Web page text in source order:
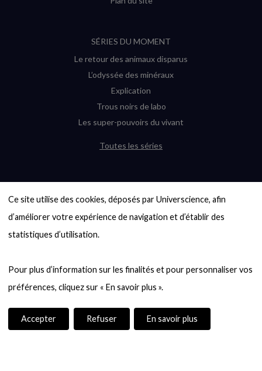
Ce site utilise des cookies, déposés par Universcience, afin
d’améliorer votre expérience de navigation et d’établir des
statistiques d’utilisation.
Pour plus d’information sur les finalités et pour personnaliser vos
Accepter Refuser En savoir plus
SÉRIES DU MOMENT
Le retour des animaux disparus
L’odyssée des minéraux
Explication
Trous noirs de labo
Les super-pouvoirs du vivant
Toutes les séries
6000 exoplanètes, et pas de « Terre »
en vue ?
Quel avenir pour les cryptos ?
Entre mathématiques et politique : la
quête d’un vote équitable
casse-tête